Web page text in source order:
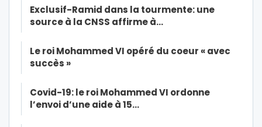
Exclusif-Ramid dans la tourmente: une
source à la CNSS affirme à…
Le roi Mohammed VI opéré du coeur « avec
succès »
Covid-19: le roi Mohammed VI ordonne
l’envoi d’une aide à 15…